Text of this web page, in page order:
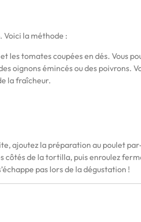
Voici la méthode :
et les tomates coupées en dés. Vous
oignons émincés ou des poivrons.
la fraîcheur.
ajoutez la préparation au poulet
côtés de la tortilla, puis enroulez
pas lors de la dégustation !